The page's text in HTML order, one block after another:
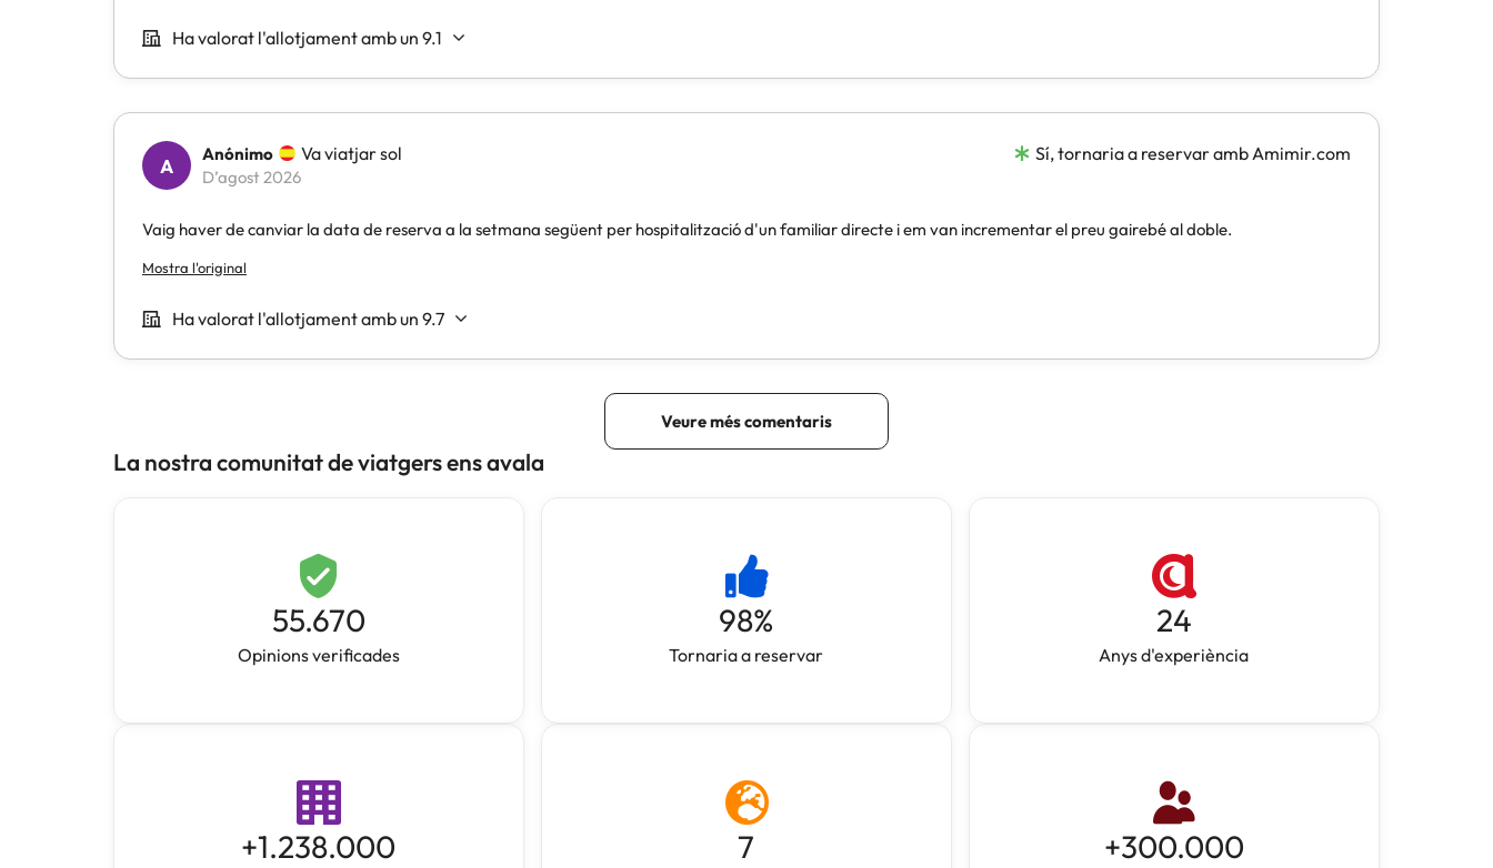
La nostra comunitat de viatgers ens avala
55.670
Opinions verificades
98%
Tornaria a reservar
24
Anys d'experiència
+1.238.000 7 +300.000